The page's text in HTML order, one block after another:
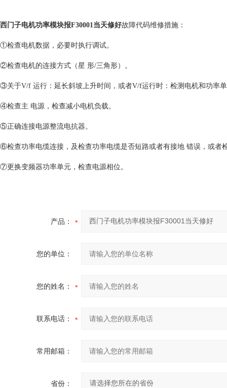
西门子电机功率模块报F30001当天修好故障代码维修措施：
①检查电机数据，必要时执行调试。
②检查电机的连接方式（星 形/三角形）。
③关于V/f 运行：延长斜坡上升时间，或者V/f运行时：检测电机和功率
④检查主 电源，检查减小电机负载。
⑤正确连接电源整流电抗器。
⑥检查功率电缆连接，及检查功率电缆是否短路或者有接地 错误，或者
⑦更换变频器功率单元，检查电源相位。
产品：
您的单位：
您的姓名：
联系电话：
常用邮箱：
省份：